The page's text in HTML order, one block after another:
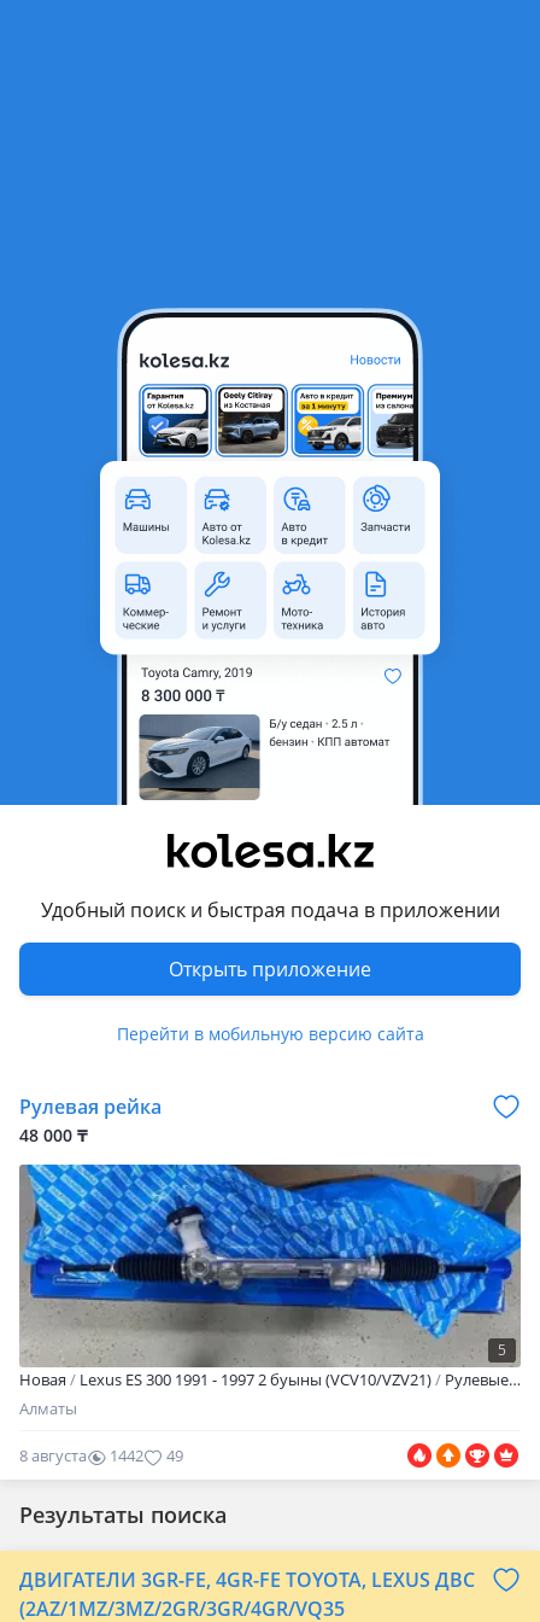
Удобный поиск и быстрая подача в приложении
Открыть приложение
Перейти в мобильную версию сайта
347 7
Бампер Lexus Rx
4
Lexus RX 200t 2015 - 2019 4 поколение (L2)
Алматы
84
Рулевая рейка
48 000 ₸
5
Новая Lexus ES 300 1991 - 1997 2 буыны (VCV10/VZV21)
Рулевые рейки новые в заводском качестве. Доставка по всему РК. Хорошие товары за хорошие цены. Звоните уточняйте цены!
Алматы
8 августа 1442 49
Результаты поиска
ДВИГАТЕЛИ 3GR-FE, 4GR-FE TOYOTA, LEXUS ДВС
(2AZ/1MZ/3MZ/2GR/3GR/4GR/VQ35